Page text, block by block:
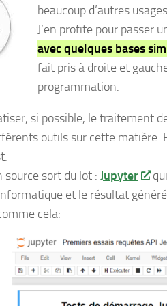
beaucoup d’autres
J’en profite pour passer
avec quelques bases
fait pris à droite et
programmation.
si possible, le traitement
outils sur cette matière.
source sort du lot : Jupyter
et le résultat
cela: